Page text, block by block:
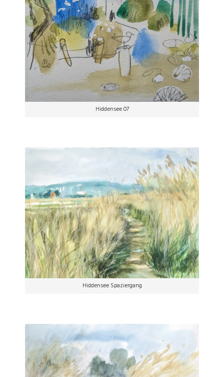
Hiddensee 07
Hiddensee Spaziergang